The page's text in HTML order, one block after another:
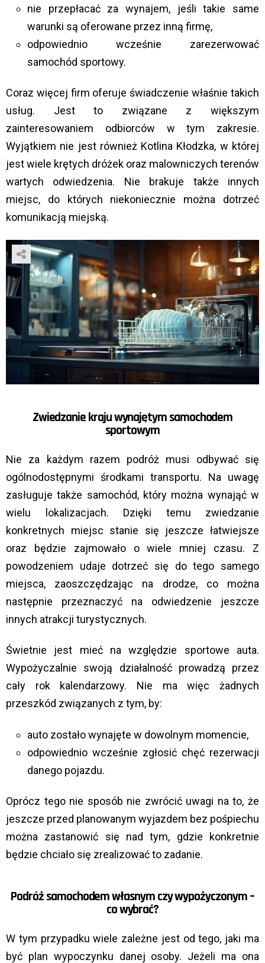
nie przepłacać za wynajem, jeśli takie same
warunki są oferowane przez inną firmę,
odpowiednio wcześnie zarezerwować
samochód sportowy.
Coraz więcej firm oferuje świadczenie właśnie takich
usług. Jest to związane z większym
zainteresowaniem odbiorców w tym zakresie.
Wyjątkiem nie jest również Kotlina Kłodzka, w której
jest wiele krętych dróżek oraz malowniczych terenów
wartych odwiedzenia. Nie brakuje także innych
miejsc, do których niekoniecznie można dotrzeć
komunikacją miejską.
Zwiedzanie kraju wynajętym samochodem
sportowym
Nie za każdym razem podróż musi odbywać się
ogólnodostępnymi środkami transportu. Na uwagę
zasługuje także samochód, który można wynająć w
wielu lokalizacjach. Dzięki temu zwiedzanie
konkretnych miejsc stanie się jeszcze łatwiejsze
oraz będzie zajmowało o wiele mniej czasu. Z
powodzeniem udaje dotrzeć się do tego samego
miejsca, zaoszczędzając na drodze, co można
następnie przeznaczyć na odwiedzenie jeszcze
innych atrakcji turystycznych.
Świetnie jest mieć na względzie sportowe auta.
Wypożyczalnie swoją działalność prowadzą przez
cały rok kalendarzowy. Nie ma więc żadnych
przeszkód związanych z tym, by:
auto zostało wynajęte w dowolnym momencie,
odpowiednio wcześnie zgłosić chęć rezerwacji
danego pojazdu.
Oprócz tego nie sposób nie zwrócić uwagi na to, że
jeszcze przed planowanym wyjazdem bez pośpiechu
można zastanowić się nad tym, gdzie konkretnie
będzie chciało się zrealizować to zadanie.
Podróż samochodem własnym czy wypożyczonym –
co wybrać?
W tym przypadku wiele zależne jest od tego, jaki ma
być plan wypoczynku danej osoby. Jeżeli ma ona